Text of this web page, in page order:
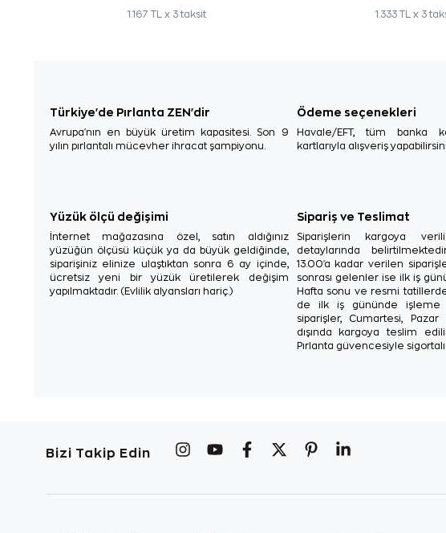
1.167 TL x 3 taksit 1.333 TL x 3
Türkiye'de Pırlanta ZEN'dir
Avrupa'nın en büyük üretim kapasitesi. Son 9
yılın pırlantalı mücevher ihracat şampiyonu.
Ödeme seçenekleri
Havale/EFT, tüm banka
kartlarıyla alışveriş
Yüzük ölçü değişimi
İnternet mağazasına özel, satın aldığınız
yüzüğün ölçüsü küçük ya da büyük geldiğinde,
siparişiniz elinize ulaştıktan sonra 6 ay içinde,
ücretsiz yeni bir yüzük üretilerek değişim
yapılmaktadır. (Evlilik alyansları hariç.)
Sipariş ve Teslimat
Siparişlerin kargoya
detaylarında
13.00'a kadar verilen
sonrası gelenler ise ilk iş
Hafta sonu ve resmi
de ilk iş gününde işleme
siparişler, Cumartesi,
dışında kargoya teslim
Pırlanta güvencesiyle
Bizi Takip Edin